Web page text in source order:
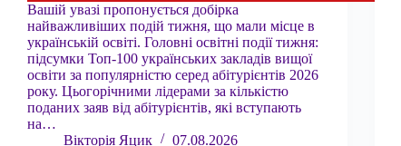
Вашій увазі пропонується добірка
найважливіших подій тижня, що мали місце в
українській освіті. Головні освітні події тижня:
підсумки Топ-100 українських закладів вищої
освіти за популярністю серед абітурієнтів 2026
року. Цьогорічними лідерами за кількістю
поданих заяв від абітурієнтів, які вступають
на…
Вікторія Яцик
07.08.2026